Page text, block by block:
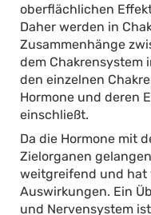
oberflächlichen
Daher werden in
Zusammenhänge
dem Chakrensystem
den einzelnen
Hormone und deren
einschließt.
Da die Hormone mit
Zielorganen
weitgreifend und hat
Auswirkungen. Ein
und Nervensystem